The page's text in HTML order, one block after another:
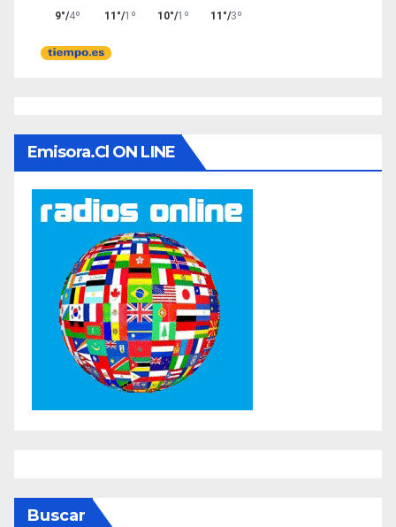
Emisora.cl ON LINE
Buscar